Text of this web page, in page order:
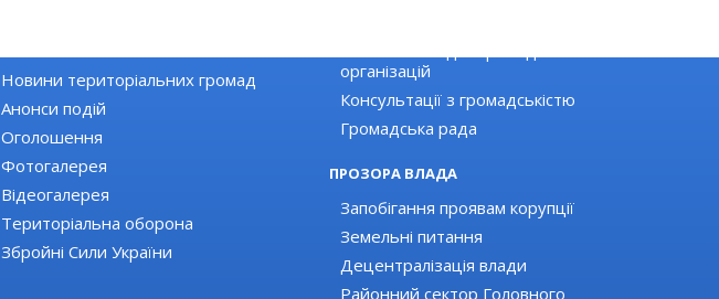
Новини територіальних громад
Анонси подій
Оголошення
Фотогалерея
Відеогалерея
Територіальна оборона
Збройні Сили України
організацій
Консультації з громадськістю
Громадська рада
ПРОЗОРА ВЛАДА
Запобігання проявам корупції
Земельні питання
Децентралізація влади
Районний сектор Головного